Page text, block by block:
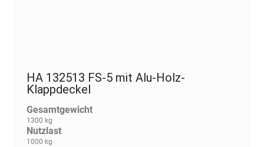
HA 132513 FS-5 mit Alu-Holz-
Klappdeckel
Gesamtgewicht
1300 kg
Nutzlast
1000 kg